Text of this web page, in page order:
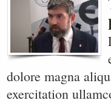
dolore magna
exercitation